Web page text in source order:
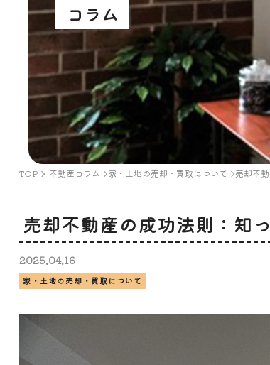
コラム
TOP 不動産コラム 家・土地の売却・買取について 売却不
売却不動産の成功法則：知
2025.04.16
家・土地の売却・買取について